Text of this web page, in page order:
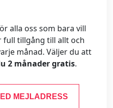
alla oss som bara vill
full tillgång till allt och
månad. Väljer du att
2 månader gratis.
MEJLADRESS